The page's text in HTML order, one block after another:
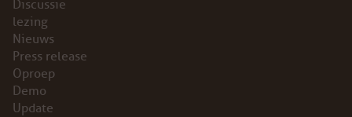
Discussie
lezing
Nieuws
Press release
Oproep
Demo
Update